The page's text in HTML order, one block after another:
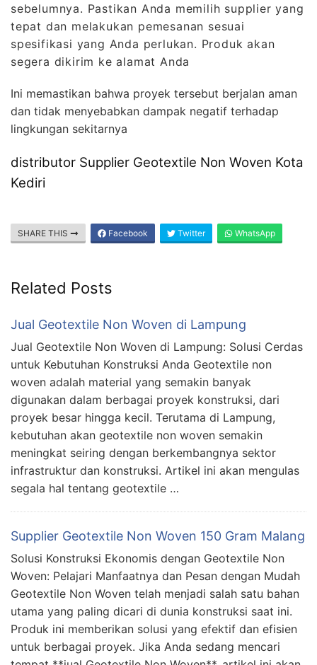
sebelumnya. Pastikan Anda memilih supplier yang
tepat dan melakukan pemesanan sesuai
spesifikasi yang Anda perlukan. Produk akan
segera dikirim ke alamat Anda
Ini memastikan bahwa proyek tersebut berjalan aman
dan tidak menyebabkan dampak negatif terhadap
lingkungan sekitarnya
distributor Supplier Geotextile Non Woven Kota
Kediri
SHARE THIS Facebook Twitter WhatsApp
Related Posts
Jual Geotextile Non Woven di Lampung
Jual Geotextile Non Woven di Lampung: Solusi Cerdas
untuk Kebutuhan Konstruksi Anda Geotextile non
woven adalah material yang semakin banyak
digunakan dalam berbagai proyek konstruksi, dari
proyek besar hingga kecil. Terutama di Lampung,
kebutuhan akan geotextile non woven semakin
meningkat seiring dengan berkembangnya sektor
infrastruktur dan konstruksi. Artikel ini akan mengulas
segala hal tentang geotextile …
Supplier Geotextile Non Woven 150 Gram Malang
Solusi Konstruksi Ekonomis dengan Geotextile Non
Woven: Pelajari Manfaatnya dan Pesan dengan Mudah
Geotextile Non Woven telah menjadi salah satu bahan
utama yang paling dicari di dunia konstruksi saat ini.
Produk ini memberikan solusi yang efektif dan efisien
untuk berbagai proyek. Jika Anda sedang mencari